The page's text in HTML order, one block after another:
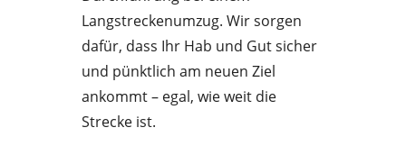
Langstreckenumzug. Wir sorgen
dafür, dass Ihr Hab und Gut sicher
und pünktlich am neuen Ziel
ankommt – egal, wie weit die
Strecke ist.